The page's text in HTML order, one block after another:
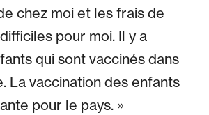
chez moi et les frais de
pour moi. Il y a
qui sont vaccinés dans
La vaccination des enfants
pour le pays. »